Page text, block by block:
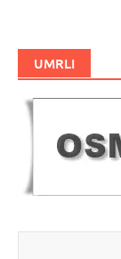
UMRLI